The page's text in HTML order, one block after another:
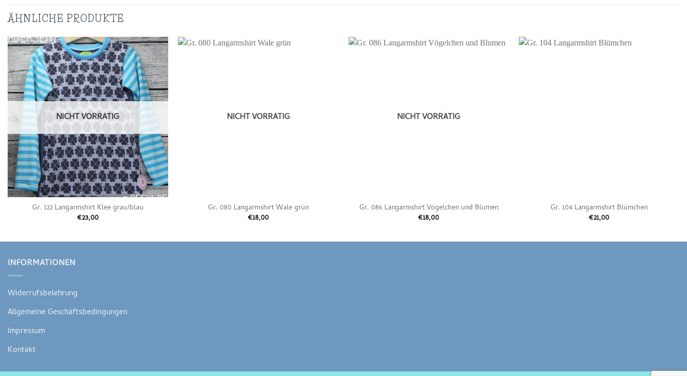
ÄHNLICHE PRODUKTE
Auf die
Wunschliste
NICHT VORRÄTIG
Gr. 122 Langarmshirt Klee grau/blau
€23,00
NICHT VORRÄTIG
Gr. 080 Langarmshirt Wale grün
€18,00
NICHT VORRÄTIG
Gr. 086 Langarmshirt Vögelchen und Blumen
€18,00
Gr. 104 Langarmshirt Blümchen
€21,00
INFORMATIONEN
Widerrufsbelehrung
Allgemeine Geschäftsbedingungen
Impressum
Kontakt